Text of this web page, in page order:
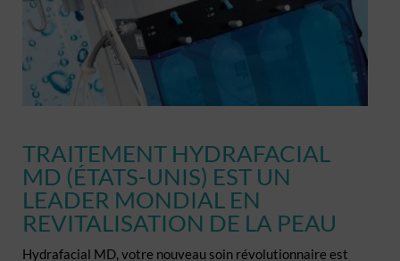
TRAITEMENT HYDRAFACIAL
MD (ÉTATS-UNIS) EST UN
LEADER MONDIAL EN
REVITALISATION DE LA PEAU
Hydrafacial MD, votre nouveau soin révolutionnaire est